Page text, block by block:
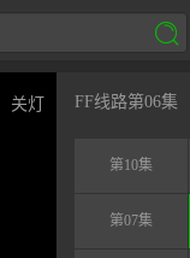

关灯 FF线路第06集
第10集
第07集